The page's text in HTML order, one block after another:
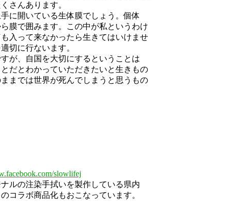
さんあります。
に開いている生体膜でしょう。個体
膜で囲みます。この中が私というわけ
入って来なかったら生きてはいけませ
切に行ないます。
が、自国を大切にするということは
だとわかっていただきたいと生きもの
までは世界が死んでしまうと思うもの
slowlifej
ルの注染手拭いを製作している県内
コラボ商品化もおこなっています。